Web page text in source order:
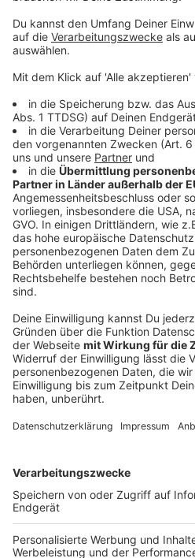
Details durch und
Nutzung des
Mehr
powered by
Management
Leben mit dem Klimawandel:
Anzeige
Der Beruf des
Anzeige
Thilo hält solche
realistisch.
"Wer weiß wie viele
noch auf der Straße
sicherlich automatisiert -
eher für die Überwachung
Grad heiß ist.
Anzeige